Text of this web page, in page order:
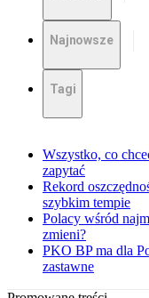
Najnowsze
Tagi
Wszystko, co
zapytać
Rekord
szybkim tempie
Polacy wśród
zmieni?
PKO BP ma dla
zastawne